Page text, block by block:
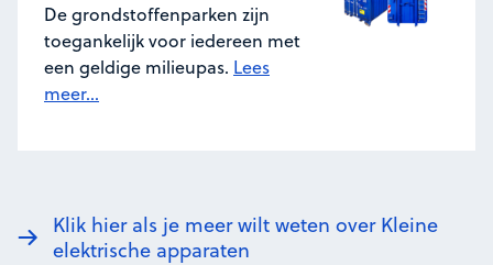
De grondstoffenparken zijn
toegankelijk voor iedereen met
een geldige milieupas. Lees
meer...
Klik hier als je meer wilt weten over Kleine
elektrische apparaten